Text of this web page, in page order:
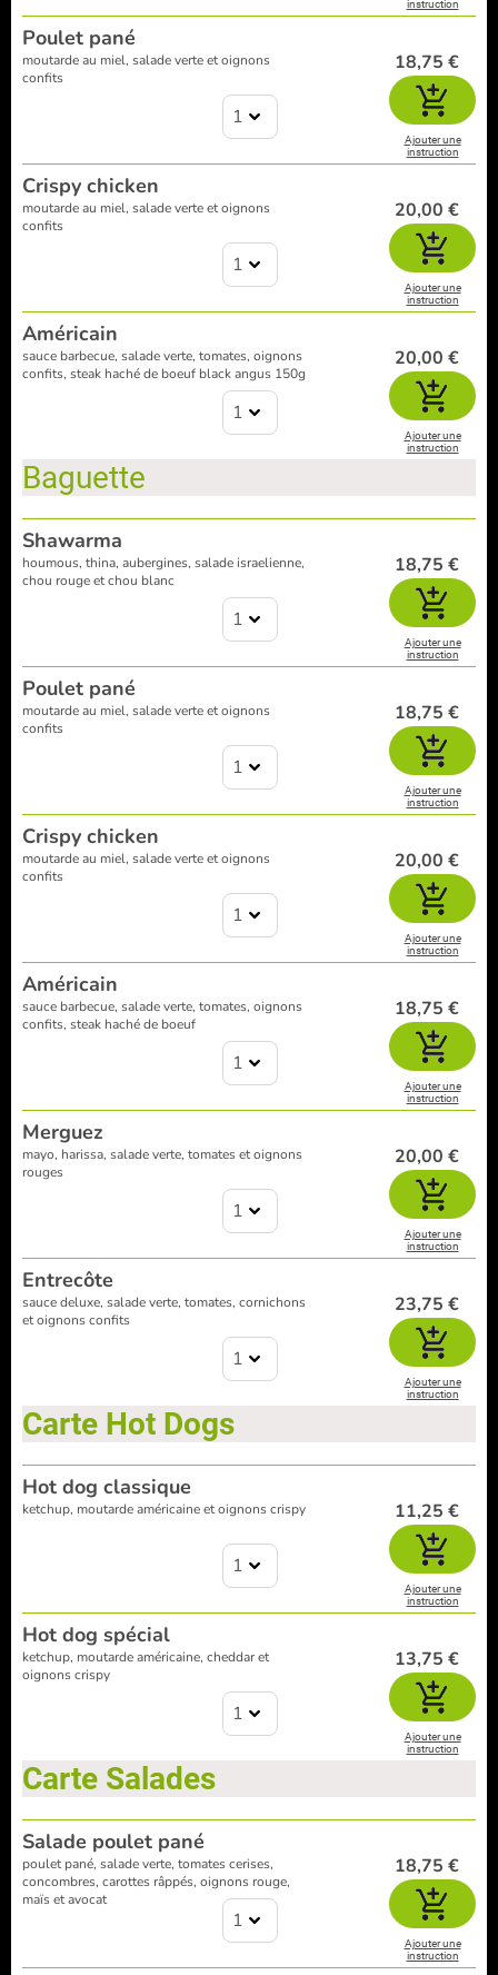
instruction
Poulet pané
moutarde au miel, salade verte et oignons
confits
1
18,75 €
Ajouter une
instruction
Crispy chicken
moutarde au miel, salade verte et oignons
confits
1
20,00 €
Ajouter une
instruction
Américain
sauce barbecue, salade verte, tomates, oignons
confits, steak haché de boeuf black angus 150g
1
20,00 €
Ajouter une
instruction
Baguette
Shawarma
houmous, thina, aubergines, salade israelienne,
chou rouge et chou blanc
1
18,75 €
Ajouter une
instruction
Poulet pané
moutarde au miel, salade verte et oignons
confits
1
18,75 €
Ajouter une
instruction
Crispy chicken
moutarde au miel, salade verte et oignons
confits
1
20,00 €
Ajouter une
instruction
Américain
sauce barbecue, salade verte, tomates, oignons
confits, steak haché de boeuf
1
18,75 €
Ajouter une
instruction
Merguez
mayo, harissa, salade verte, tomates et oignons
rouges
1
20,00 €
Ajouter une
instruction
Entrecôte
sauce deluxe, salade verte, tomates, cornichons
et oignons confits
1
23,75 €
Ajouter une
instruction
Carte Hot Dogs
Hot dog classique
ketchup, moutarde américaine et oignons crispy
1
11,25 €
Ajouter une
instruction
Hot dog spécial
ketchup, moutarde américaine, cheddar et
oignons crispy
1
13,75 €
Ajouter une
instruction
Carte Salades
Salade poulet pané
poulet pané, salade verte, tomates cerises,
concombres, carottes râppés, oignons rouge,
maïs et avocat
1
18,75 €
Ajouter une
instruction